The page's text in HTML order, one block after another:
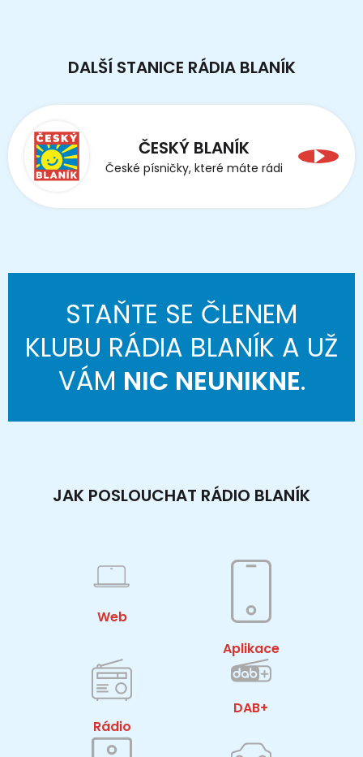
DALŠÍ STANICE RÁDIA BLANÍK
ČESKÝ BLANÍK
České písničky, které máte rádi
STAŇTE SE ČLENEM
KLUBU RÁDIA BLANÍK A UŽ
VÁM NIC NEUNIKNE.
JAK POSLOUCHAT RÁDIO BLANÍK
Web
Aplikace
Rádio
DAB+